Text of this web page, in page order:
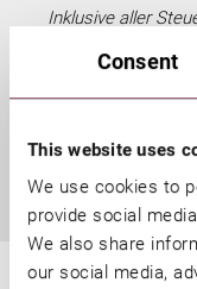
Consent
This website uses
We use cookies to
provide social
We also share
our social media,
Inklusive aller
ab 1.11.2026